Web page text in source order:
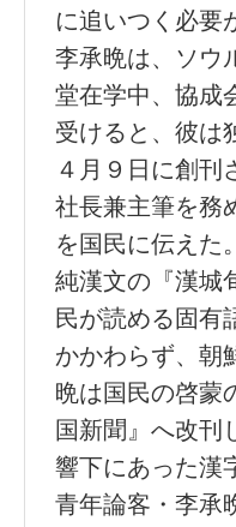
に追いつく必要
李承晩は、ソウ
堂在学中、協成
受けると、彼は
４月９日に創刊
社長兼主筆を務
を国民に伝えた。
純漢文の『漢城
民が読める固有
かかわらず、朝
晩は国民の啓蒙
国新聞』へ改刊
響下にあった
青年論客・李承